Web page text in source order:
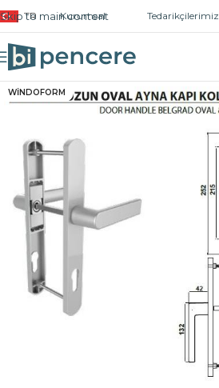
Skip to main content
TR Kurumsal Tedarikçilerimiz
Ana Sayfa
WİNDOFORM